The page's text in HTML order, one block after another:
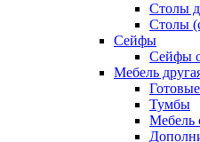
Столы
Столы
Сейфы
Сейфы
Мебель
Тумбы
Мебель